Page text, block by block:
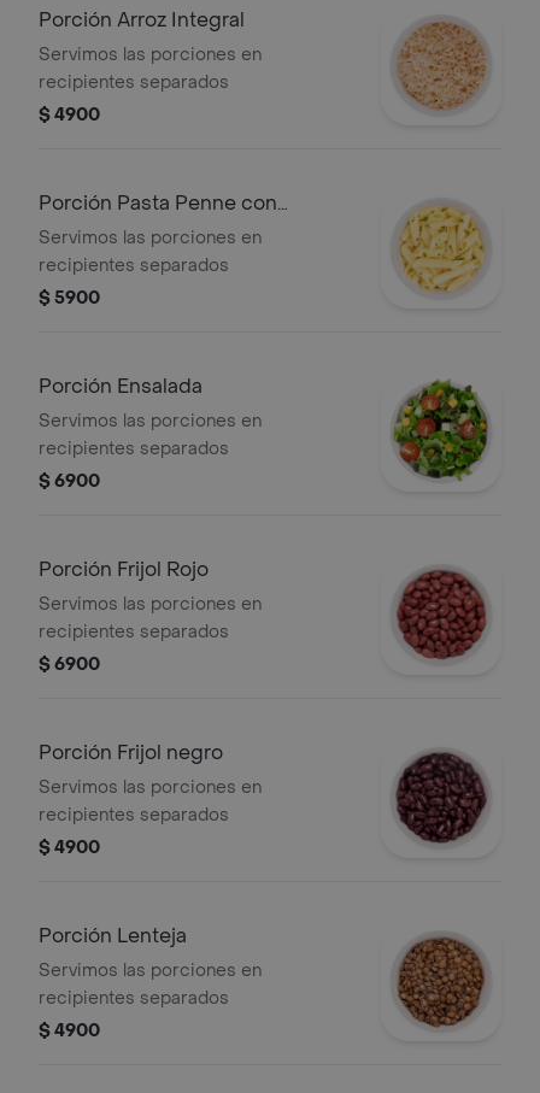
Porción Arroz Integral
Servimos las porciones en
recipientes separados
$ 4900
Porción Pasta Penne con
mayonesa (fría)
Servimos las porciones en
recipientes separados
$ 5900
Porción Ensalada
Servimos las porciones en
recipientes separados
$ 6900
Porción Frijol Rojo
Servimos las porciones en
recipientes separados
$ 6900
Porción Frijol negro
Servimos las porciones en
recipientes separados
$ 4900
Porción Lenteja
Servimos las porciones en
recipientes separados
$ 4900